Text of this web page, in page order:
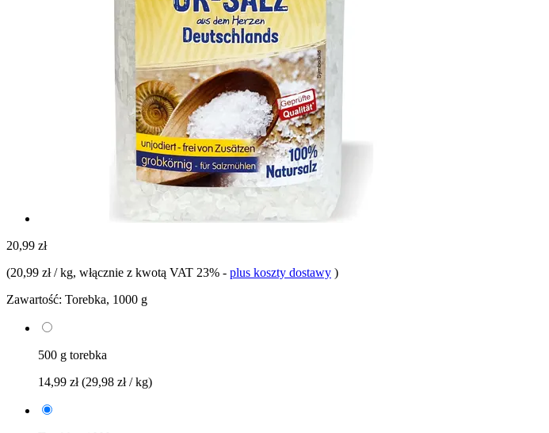
20,99 zł
(20,99 zł / kg, włącznie z kwotą VAT 23% - plus koszty dostawy )
Zawartość: Torebka, 1000 g
500 g torebka
14,99 zł(29,98 zł / kg)